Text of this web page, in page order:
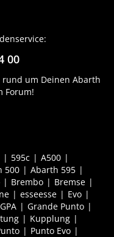
00
rund um Deinen Abarth
Forum!
595c
A500
500
Abarth 595
Brembo
Bremse
esseesse
Evo
GPA
Grande Punto
Kupplung
Punto Evo